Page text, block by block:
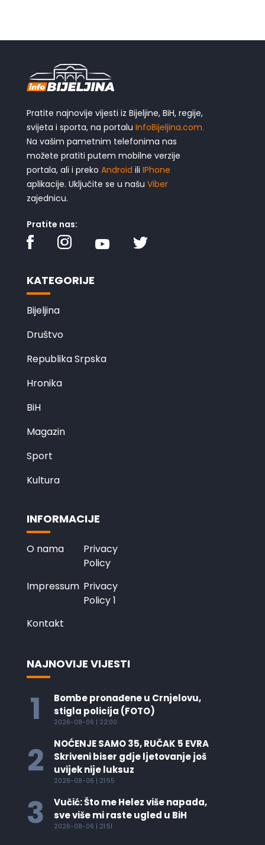
Pratite najnovije vijesti iz Bijeljine, BiH, regije,
svijeta i sporta, na portalu InfoBijeljina.com.
Na vašim pametnim telefonima nas
možete pratiti putem mobilne verzije
portala, ali i preko Android ili IPhone
aplikacije. Uključite se u našu Viber
zajednicu.
Pratite nas:
KATEGORIJE
Bijeljina
Društvo
Republika Srpska
Hronika
BiH
Magazin
Sport
Kultura
INFORMACIJE
O nama
Privacy
Policy
Impressum Privacy
Policy 1
Kontakt
NAJNOVIJE VIJESTI
1
Bombe pronađene u Crnjelovu,
stigla policija (FOTO)
2026-08-06 | 22:00
2
NOĆENJE SAMO 35, RUČAK 5 EVRA
Skriveni biser gdje ljetovanje još
uvijek nije luksuz
2026-08-06 | 21:55
3
Vučić: Što me Helez više napada,
sve više mi raste ugled u BiH
2026-08-06 | 21:51